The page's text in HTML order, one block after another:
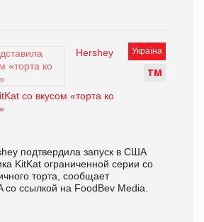
Україна
ТМ
Hershey
со вкусом «торта ко
подтвердила запуск в США
KitKat ограниченной серии со
торта, сообщает
со ссылкой на FoodBev Media.